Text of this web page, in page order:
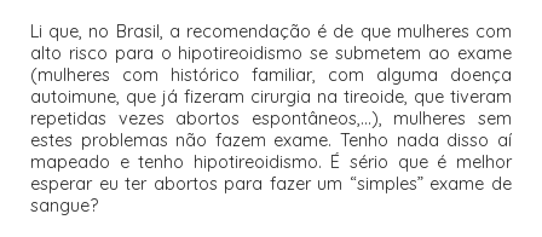
Li que, no Brasil, a recomendação é de que mulheres com
alto risco para o hipotireoidismo se submetem ao exame
(mulheres com histórico familiar, com alguma doença
autoimune, que já fizeram cirurgia na tireoide, que tiveram
repetidas vezes abortos espontâneos,...), mulheres sem
estes problemas não fazem exame. Tenho nada disso aí
mapeado e tenho hipotireoidismo. É sério que é melhor
esperar eu ter abortos para fazer um “simples” exame de
sangue?